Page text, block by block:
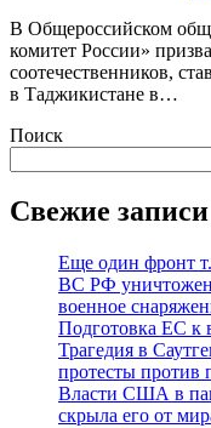
В Общероссийском общественном движении «Гражданский
комитет России»
соотечественников,
в Таджикистане в…
Поиск
Свежие записи
Еще один фронт
ВС РФ
военное
Подготовка ЕС к
Трагедия в
протесты против
Власти США в
скрыла его от